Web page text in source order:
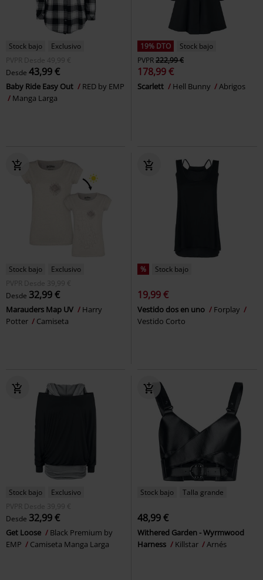
Stock bajo
Exclusivo
PVPR
Desde 49,99 €
Desde 43,99 €
Baby Ride Easy Out
RED by EMP
Manga Larga
19% DTO
Stock bajo
PVPR222,99 €
178,99 €
Scarlett Hell Bunny Abrigos
Stock bajo
Exclusivo
PVPR
Desde 39,99 €
Desde 32,99 €
Marauders Map UV
Harry
Potter
Camiseta
% Stock bajo
19,99 €
Vestido dos en uno
Forplay
Vestido Corto
Stock bajo
Exclusivo
PVPR
Desde 39,99 €
Desde 32,99 €
Get Loose
Black Premium by
EMP
Camiseta Manga Larga
Stock bajo Talla grande
48,99 €
Withered Garden - Wyrmwood
Harness
Killstar Arnés